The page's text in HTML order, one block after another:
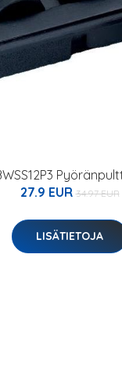
27.9 EUR 34.97 EUR
LISÄTIETOJA